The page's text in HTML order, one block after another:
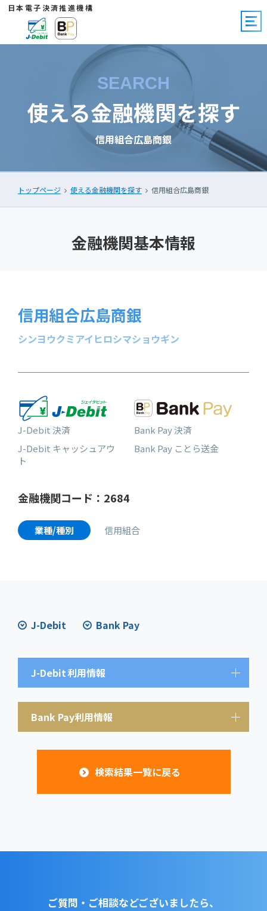
日本電子決済推進機構
SEARCH
使える金融機関を探す
信用組合広島商銀
トップページ 使える金融機関を探す 信用組合広島商銀
金融機関基本情報
信用組合広島商銀
シンヨウクミアイヒロシマショウギン
J-Debit 決済
J-Debit キャッシュアウ
ト
Bank Pay 決済
Bank Pay ことら送金
金融機関コード：2684
業種/種別 信用組合
J-Debit Bank Pay
J-Debit利用情報
Bank Pay利用情報
検索結果一覧に戻る
ご質問・ご相談などございましたら、